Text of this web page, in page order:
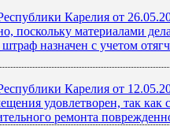
Карелия от
поскольку материалами
назначен с учетом
Карелия от
удовлетворен, так
ремонта